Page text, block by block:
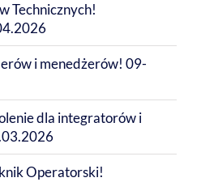
Technicznych!
i menedżerów! 09-
dla integratorów i
Operatorski!